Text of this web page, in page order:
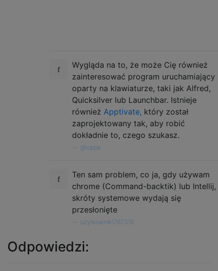
Wygląda na to, że może Cię również
zainteresować program uruchamiający
oparty na klawiaturze, taki jak Alfred,
Quicksilver lub Launchbar. Istnieje
również Apptivate, który został
zaprojektowany tak, aby robić
dokładnie to, czego szukasz.
ghoppe
Ten sam problem, co ja, gdy używam
chrome (Command-backtik) lub Intellij,
skróty systemowe wydają się
przesłonięte
użytkownik1767316
Odpowiedzi: